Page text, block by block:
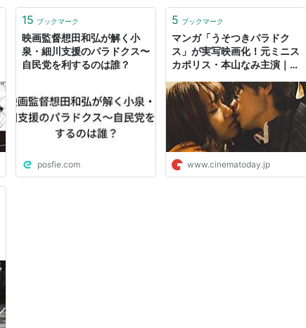
15 ブックマーク
映画監督想田和弘が解く小
泉・細川支援のパラドクス〜
自民党を利するのは誰？
posfie.com
5 ブックマーク
マンガ「うそつきパラドク
ス」が実写映画化！元ミニス
カポリス・本山なみ主演｜シ
www.cinematoday.jp